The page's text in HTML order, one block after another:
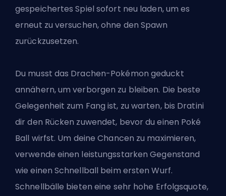
gespeichertes Spiel sofort neu laden, um es
erneut zu versuchen, ohne den Spawn
zurückzusetzen.
Du musst das Drachen-Pokémon geduckt
annähern, um verborgen zu bleiben. Die beste
Gelegenheit zum Fang ist, zu warten, bis Dratini
dir den Rücken zuwendet, bevor du einen Poké
Ball wirfst. Um deine Chancen zu maximieren,
verwende einen leistungsstarken Gegenstand
wie einen Schnellball beim ersten Wurf.
Schnellbälle bieten eine sehr hohe Erfolgsquote,